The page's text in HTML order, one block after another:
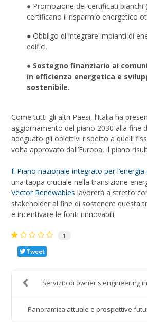
● Promozione dei certificati bianchi
certificano il risparmio energetico
● Obbligo di integrare impianti di
edifici.
● Sostegno finanziario ai
in efficienza energetica e
sostenibile.
Come tutti gli altri Paesi, l’Italia ha
aggiornamento del piano 2030 alla fine
adeguato gli obiettivi rispetto a quelli
volta approvato dall’Europa, il piano
Il Piano nazionale integrato per
una tappa cruciale nella transizione
Vector Renewableslavorerà a stretto
stakeholder al fine di sostenere questa
e incentivare le fonti rinnovabili.
1
Tweet
Servizio di owner's engineering
Panoramica attuale e prospettive